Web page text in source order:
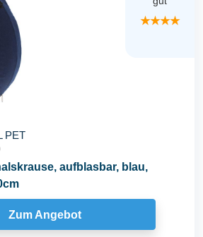
PET
★★★★
aufblasbar, blau,
Zum Angebot